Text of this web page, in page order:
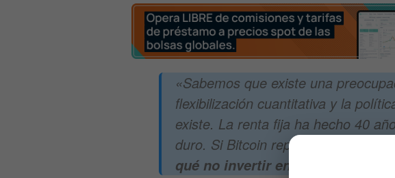
«Sabemos que existe una
flexibilización cuantitativa y la
existe. La renta fija ha hecho 40
duro. Si Bitcoin representa una
qué no invertir en él?